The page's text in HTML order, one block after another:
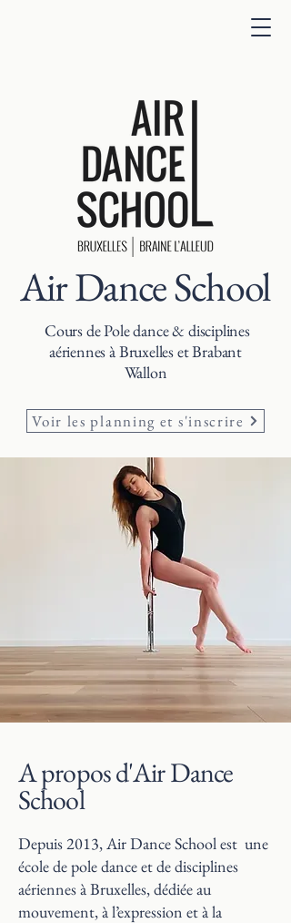
Air Dance School
Cours de Pole dance & disciplines
aériennes à Bruxelles et Brabant
Wallon
Voir les planning et s'inscrire
A propos d'Air Dance
School
Depuis 2013, Air Dance School est une
école de pole dance et de disciplines
aériennes à Bruxelles, dédiée au
mouvement, à l’expression et à la